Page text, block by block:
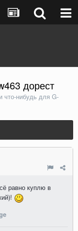
дорест
что-нибудь для G-
равно куплю в